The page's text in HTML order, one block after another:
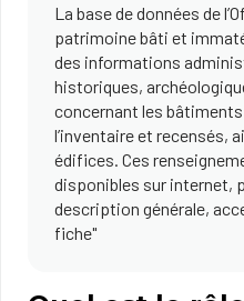
La base de données de
patrimoine bâti et
des informations
historiques,
concernant les
l’inventaire et recensés,
édifices. Ces
disponibles sur internet,
description générale,
fiche"